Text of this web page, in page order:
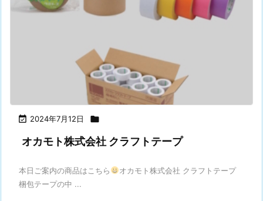
 2024年7月12日 
オカモト株式会社 クラフトテープ
本日ご案内の商品はこちら
オカモト株式会社 クラフトテープ
梱包テープの中 ...